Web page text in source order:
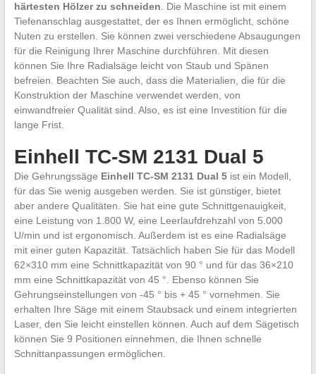
härtesten Hölzer zu schneiden. Die Maschine ist mit einem
Tiefenanschlag ausgestattet, der es Ihnen ermöglicht, schöne
Nuten zu erstellen. Sie können zwei verschiedene Absaugungen
für die Reinigung Ihrer Maschine durchführen. Mit diesen
können Sie Ihre Radialsäge leicht von Staub und Spänen
befreien. Beachten Sie auch, dass die Materialien, die für die
Konstruktion der Maschine verwendet werden, von
einwandfreier Qualität sind. Also, es ist eine Investition für die
lange Frist.
Einhell TC-SM 2131 Dual 5
Die Gehrungssäge Einhell TC-SM 2131 Dual 5ist ein Modell,
für das Sie wenig ausgeben werden. Sie ist günstiger, bietet
aber andere Qualitäten. Sie hat eine gute Schnittgenauigkeit,
eine Leistung von 1.800 W, eine Leerlaufdrehzahl von 5.000
U/min und ist ergonomisch. Außerdem ist es eine Radialsäge
mit einer guten Kapazität. Tatsächlich haben Sie für das Modell
62×310 mm eine Schnittkapazität von 90 ° und für das 36×210
mm eine Schnittkapazität von 45 °. Ebenso können Sie
Gehrungseinstellungen von -45 ° bis + 45 ° vornehmen. Sie
erhalten Ihre Säge mit einem Staubsack und einem integrierten
Laser, den Sie leicht einstellen können. Auch auf dem Sägetisch
können Sie 9 Positionen einnehmen, die Ihnen schnelle
Schnittanpassungen ermöglichen.